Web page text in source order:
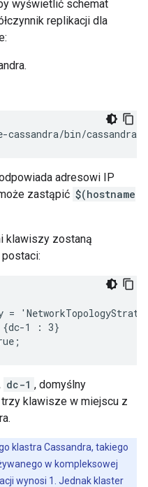
wyświetlić schemat
replikacji dla
cassandra/bin/
adresowi IP
zastąpić $(hostname
klawiszy zostaną
=
1 : 3}
dc-1 , domyślny
klawisze w miejscu z
klastra Cassandra, takiego
w kompleksowej
wynosi 1. Jednak klaster